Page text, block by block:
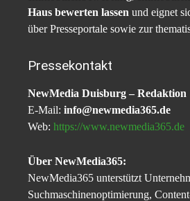
Haus bewerten lassen und eignet
über Presseportale sowie zur
Pressekontakt
NewMedia Duisburg – Redaktion
E-Mail: info@newmedia365.de
Web: https://www.newmedia365.de
Über NewMedia365:
NewMedia365 unterstützt
Suchmaschinenoptimierung,